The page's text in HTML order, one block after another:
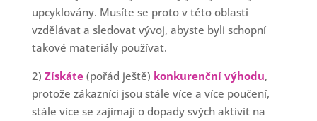
upcyklovány. Musíte se proto v této oblasti
vzdělávat a sledovat vývoj, abyste byli schopní
takové materiály používat.
2) Získáte(pořád ještě) konkurenční výhodu,
protože zákazníci jsou stále více a více poučení,
stále více se zajímají o dopady svých aktivit na